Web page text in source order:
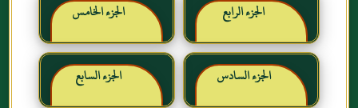
الجزء الرابع الجزء الخامس
الجزء السادس الجزء السابع